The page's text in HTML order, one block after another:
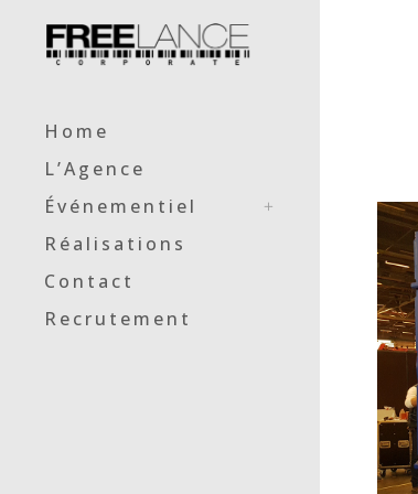
Home
L’Agence
Événementiel
Réalisations
Contact
Recrutement